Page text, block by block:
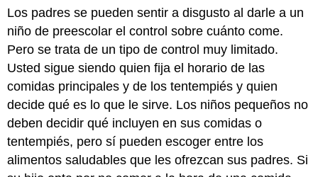
Los padres se pueden sentir a disgusto al darle a un
niño de preescolar el control sobre cuánto come.
Pero se trata de un tipo de control muy limitado.
Usted sigue siendo quien fija el horario de las
comidas principales y de los tentempiés y quien
decide qué es lo que le sirve. Los niños pequeños no
deben decidir qué incluyen en sus comidas o
tentempiés, pero sí pueden escoger entre los
alimentos saludables que les ofrezcan sus padres. Si